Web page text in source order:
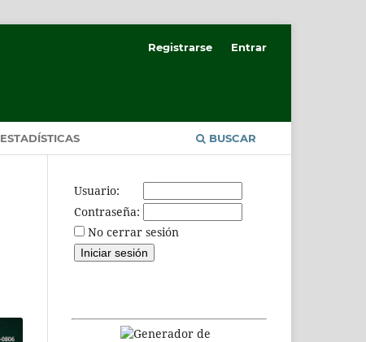
ESTADÍSTICAS BUSCAR
Registrarse Entrar
Usuario:
Contraseña:
No cerrar sesión